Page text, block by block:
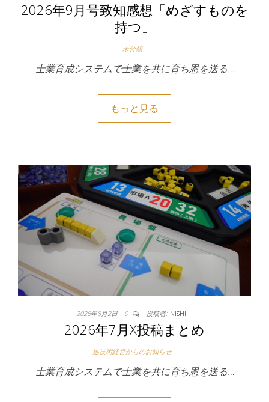
2026年9月号致知感想「めざすものを
持つ」
未分類
士業育成システムで士業を共に育ち恩を送る…
もっと見る
2026年8月2日 0 投稿者: NISHII
2026年7月X投稿まとめ
迅技術経営からのお知らせ
士業育成システムで士業を共に育ち恩を送る…